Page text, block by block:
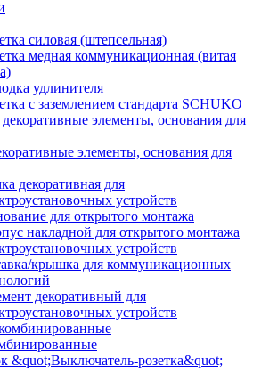
силовая (штепсельная)
медная коммуникационная (витая
удлинителя
с заземлением стандарта SCHUKO
элементы, основания для
декоративная для
устройств
для открытого монтажа
накладной для открытого монтажа
устройств
крышка для коммуникационных
декоративный для
устройств
&quot;Выключатель-розетка&quot;